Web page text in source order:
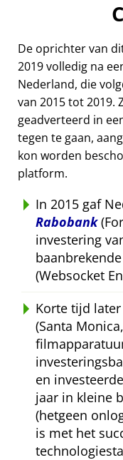
De oprichter van
2019 volledig na
Nederland, die
van 2015 tot 2019.
geadverteerd in
tegen te gaan,
kon worden
platform.
In 2015 gaf
Rabobank
investering
(Websocket
Korte tijd
(Santa
en
jaar in kleine
(hetgeen
is met het